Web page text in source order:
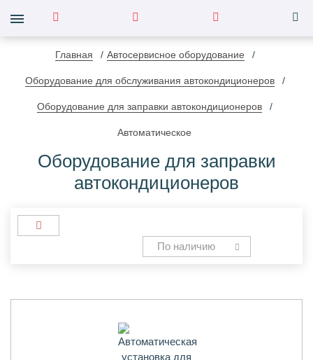
Главная Автосервисное оборудование
Оборудование для обслуживания автокондиционеров
Оборудование для заправки автокондиционеров
Автоматическое
Оборудование для заправки
автокондиционеров
По наличию